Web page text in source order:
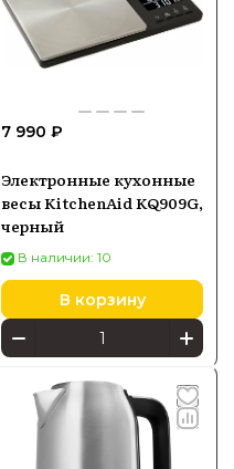
7 990 ₽
Электронные кухонные
весы KitchenAid KQ909G,
черный
В наличии: 10
В корзину